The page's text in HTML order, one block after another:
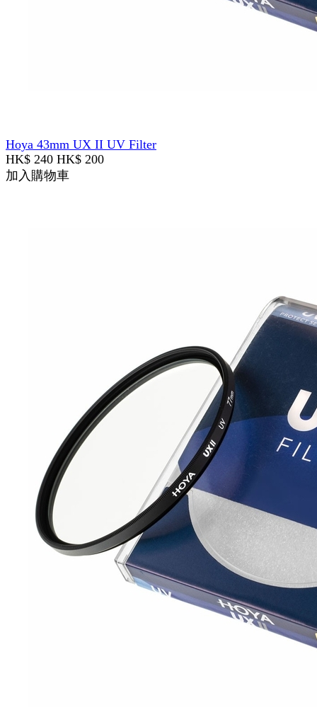
Hoya 43mm UX II UV Filter
HK$ 240 HK$ 200
加入購物車